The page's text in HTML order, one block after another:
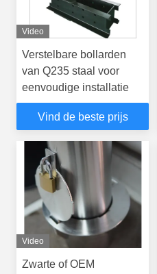
Video
Verstelbare bollarden
van Q235 staal voor
eenvoudige installatie
Vind de beste prijs
Video
Zwarte of OEM